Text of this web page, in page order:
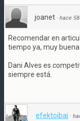
joanet · hace
Recomendar en
tiempo ya, muy
Dani Alves es
siempre está.
efektoibai ·